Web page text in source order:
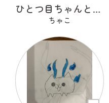
ひとつ目ちゃんとからかさくん
ちゃこ